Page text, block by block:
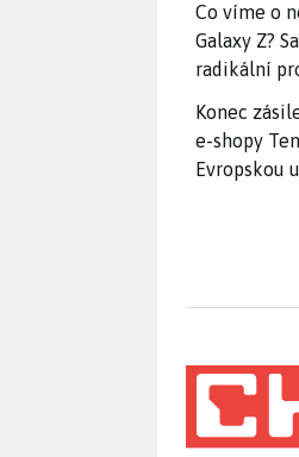
Co víme o
Galaxy Z?
radikální
Konec
e-shopy
Evropskou